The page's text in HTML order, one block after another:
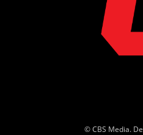
© CBS Media.